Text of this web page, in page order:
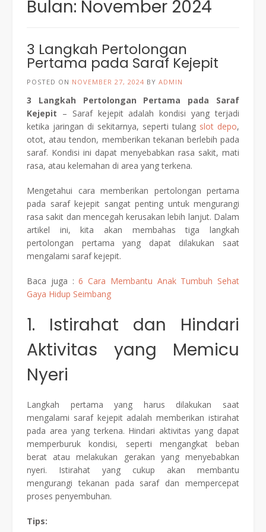
Bulan: November 2024
3 Langkah Pertolongan
Pertama pada Saraf Kejepit
POSTED ON NOVEMBER 27, 2024 BY ADMIN
3 Langkah Pertolongan Pertama pada Saraf
Kejepit – Saraf kejepit adalah kondisi yang terjadi
ketika jaringan di sekitarnya, seperti tulang slot depo,
otot, atau tendon, memberikan tekanan berlebih pada
saraf. Kondisi ini dapat menyebabkan rasa sakit, mati
rasa, atau kelemahan di area yang terkena.
Mengetahui cara memberikan pertolongan pertama
pada saraf kejepit sangat penting untuk mengurangi
rasa sakit dan mencegah kerusakan lebih lanjut. Dalam
artikel ini, kita akan membahas tiga langkah
pertolongan pertama yang dapat dilakukan saat
mengalami saraf kejepit.
Baca juga :6 Cara Membantu Anak Tumbuh Sehat
Gaya Hidup Seimbang
1. Istirahat dan Hindari
Aktivitas yang Memicu
Nyeri
Langkah pertama yang harus dilakukan saat
mengalami saraf kejepit adalah memberikan istirahat
pada area yang terkena. Hindari aktivitas yang dapat
memperburuk kondisi, seperti mengangkat beban
berat atau melakukan gerakan yang menyebabkan
nyeri. Istirahat yang cukup akan membantu
mengurangi tekanan pada saraf dan mempercepat
proses penyembuhan.
Tips: